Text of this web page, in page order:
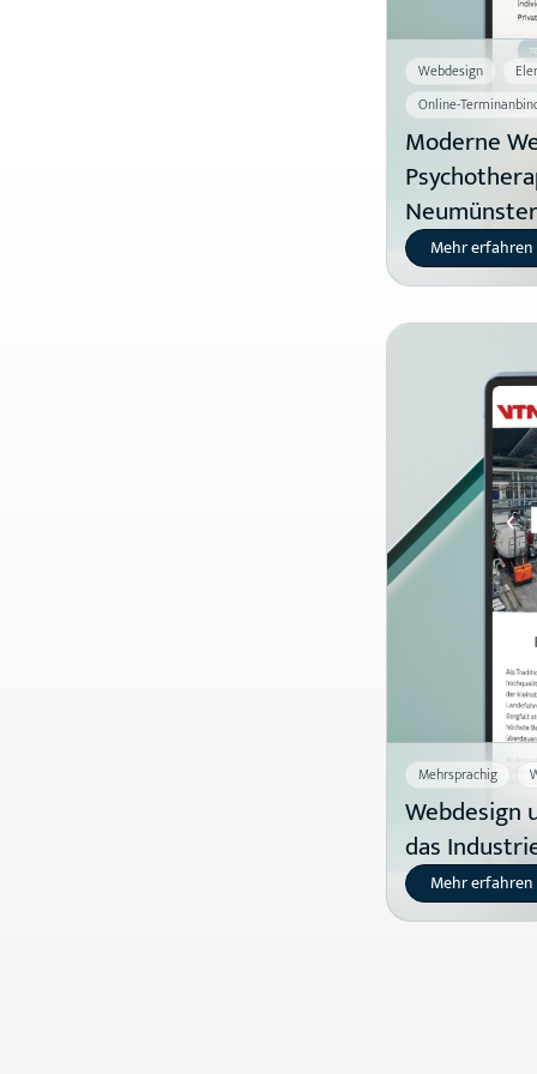
Webdesign
Online-
Moderne
Neumünster
Mehr erfahren
Mehrsprachig
Webdesign
das
Mehr erfahren